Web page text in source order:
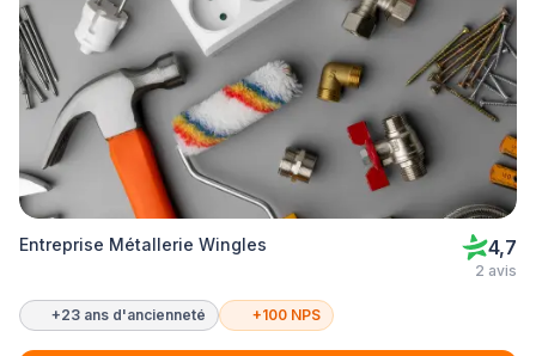
Entreprise Métallerie Wingles 4,7
2 avis
+23 ans d'ancienneté +100 NPS